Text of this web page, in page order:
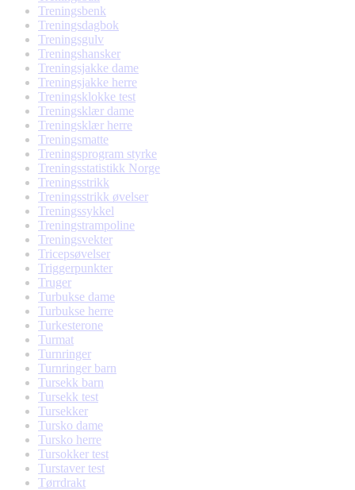
Treningsbenk
Treningsdagbok
Treningsgulv
Treningshansker
Treningsjakke dame
Treningsjakke herre
Treningsklokke test
Treningsklær dame
Treningsklær herre
Treningsmatte
Treningsprogram styrke
Treningsstatistikk Norge
Treningsstrikk
Treningsstrikk øvelser
Treningssykkel
Treningstrampoline
Treningsvekter
Tricepsøvelser
Triggerpunkter
Truger
Turbukse dame
Turbukse herre
Turkesterone
Turmat
Turnringer
Turnringer barn
Tursekk barn
Tursekk test
Tursekker
Tursko dame
Tursko herre
Tursokker test
Turstaver test
Tørrdrakt